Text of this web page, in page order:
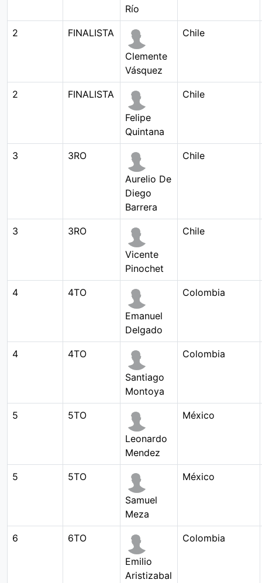
Río
2
FINALISTA
Clemente
Vásquez
Chile
2
FINALISTA
Felipe
Quintana
Chile
3
3RO
Aurelio De
Diego
Barrera
Chile
3
3RO
Vicente
Pinochet
Chile
4
4TO
Emanuel
Delgado
Colombia
4
4TO
Santiago
Montoya
Colombia
5
5TO
Leonardo
Mendez
México
5
5TO
Samuel
Meza
México
6
6TO
Emilio
Aristizabal
Colombia